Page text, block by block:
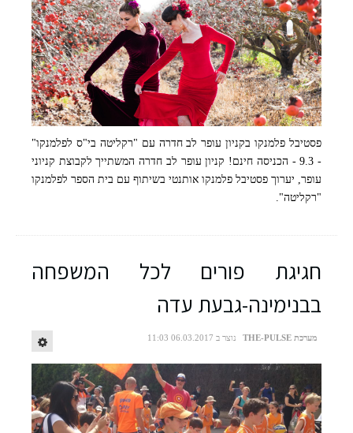
פסטיבל פלמנקו בקניון עופר לב חדרה עם "רקליטה בי"ס לפלמנקו"
- 9.3 - הכניסה חינם! קניון עופר לב חדרה המשתייך לקבוצת קניוני
עופר, יערוך פסטיבל פלמנקו אותנטי בשיתוף עם בית הספר לפלמנקו
"רקליטה".
חגיגת פורים לכל המשפחה
בבנימינה-גבעת עדה
מערכת THE-PULSE נוצר ב 06.03.2017 11:03